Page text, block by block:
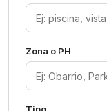
Zona o PH